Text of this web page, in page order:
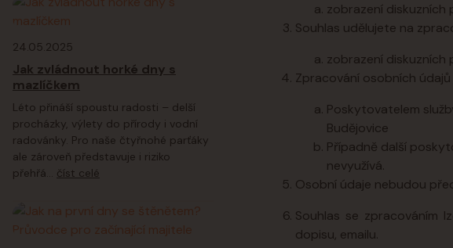
24.05.2025
Jak zvládnout horké dny s
mazlíčkem
Léto přináší spoustu radosti – delší
procházky, výlety do přírody i vodní
radovánky. Pro naše čtyřnohé parťáky
ale zároveň představuje i riziko
přehřá... číst celé
zobrazení diskuzních
Souhlas udělujete na
zobrazení diskuzních
Zpracování osobních
Poskytovatelem
Budějovice
Případně další
nevyužívá.
Osobní údaje nebudou
Souhlas se zpracováním
dopisu, emailu.